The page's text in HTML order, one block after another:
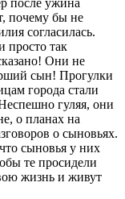
почему бы не
согласилась.
просто так
Они не
сын! Прогулки
города стали
гуляя, они
о планах на
о сыновьях.
сыновья у них
те просидели
жизнь и живут